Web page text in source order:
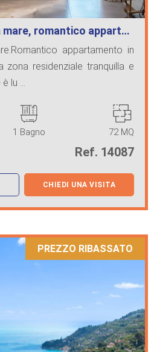
romantico appart…
appartamento in
zona residenziale tranquilla e
lu ...
1 Bagno 72 MQ
Ref. 14087
CHIEDI UNA VISITA
PREZZO RIBASSATO